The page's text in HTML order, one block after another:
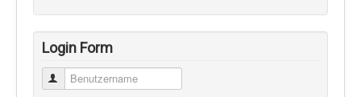
Login Form
Benutzername